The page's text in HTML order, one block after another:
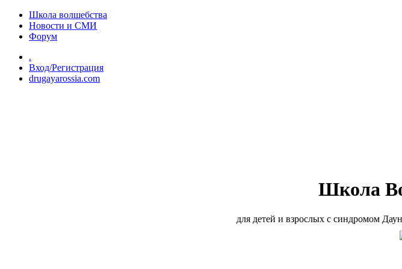
Перейти к основному содержанию
Школа волшебства
Новости и СМИ
Форум
.
Вход/Регистрация
drugayarossia.com
Школа
для детей и взрослых с синдромом